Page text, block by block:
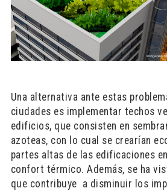
Una alternativa ante estas
ciudades es implementar techos
edificios, que consisten en
azoteas, con lo cual se crearían
partes altas de las edificaciones
confort térmico. Además, se ha
que contribuye a disminuir los